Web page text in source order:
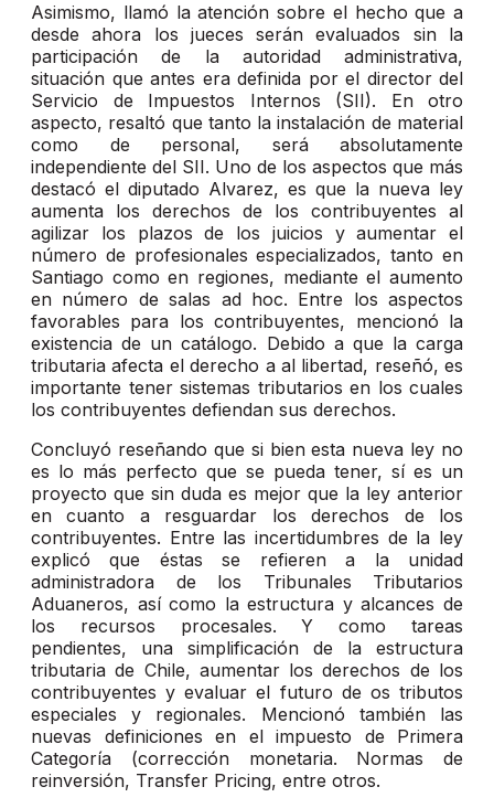
Asimismo, llamó la atención sobre el hecho que a
desde ahora los jueces serán evaluados sin la
participación de la autoridad administrativa,
situación que antes era definida por el director del
Servicio de Impuestos Internos (SII). En otro
aspecto, resaltó que tanto la instalación de material
como de personal, será absolutamente
independiente del SII. Uno de los aspectos que más
destacó el diputado Alvarez, es que la nueva ley
aumenta los derechos de los contribuyentes al
agilizar los plazos de los juicios y aumentar el
número de profesionales especializados, tanto en
Santiago como en regiones, mediante el aumento
en número de salas ad hoc. Entre los aspectos
favorables para los contribuyentes, mencionó la
existencia de un catálogo. Debido a que la carga
tributaria afecta el derecho a al libertad, reseñó, es
importante tener sistemas tributarios en los cuales
los contribuyentes defiendan sus derechos.
Concluyó reseñando que si bien esta nueva ley no
es lo más perfecto que se pueda tener, sí es un
proyecto que sin duda es mejor que la ley anterior
en cuanto a resguardar los derechos de los
contribuyentes. Entre las incertidumbres de la ley
explicó que éstas se refieren a la unidad
administradora de los Tribunales Tributarios
Aduaneros, así como la estructura y alcances de
los recursos procesales. Y como tareas
pendientes, una simplificación de la estructura
tributaria de Chile, aumentar los derechos de los
contribuyentes y evaluar el futuro de os tributos
especiales y regionales. Mencionó también las
nuevas definiciones en el impuesto de Primera
Categoría (corrección monetaria. Normas de
reinversión, Transfer Pricing, entre otros.